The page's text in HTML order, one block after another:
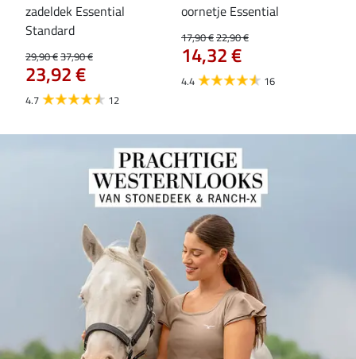
zadeldek Essential
Standard
29,90 €37,90 €
23,92 €
4.7 12
oornetje Essential
17,90 €22,90 €
14,32 €
4.4 16